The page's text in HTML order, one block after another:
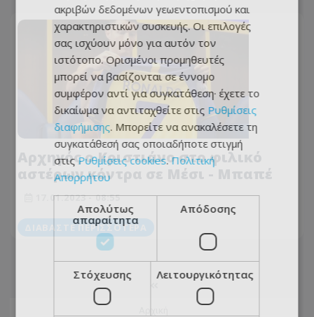
Αρχηγός ο Κριστιάνο στο φιλικό
αστέρων κόντρα σε Μέσι - Μπαπέ
17.01.2023 - 08:55
ΔΙΑΒΆΣΤΕ ΠΕΡΙΣΣΌΤΕΡΑ
ακριβών δεδομένων γεωεντοπισμού και
χαρακτηριστικών συσκευής. Οι επιλογές
σας ισχύουν μόνο για αυτόν τον
ιστότοπο. Ορισμένοι προμηθευτές
μπορεί να βασίζονται σε έννομο
συμφέρον αντί για συγκατάθεση· έχετε το
δικαίωμα να αντιταχθείτε στις Ρυθμίσεις
διαφήμισης. Μπορείτε να ανακαλέσετε τη
συγκατάθεσή σας οποιαδήποτε στιγμή
στις Ρυθμίσεις cookies. Πολιτική
Απορρήτου
Απολύτως
απαραίτητα
Απόδοσης
Στόχευσης Λειτουργικότητας